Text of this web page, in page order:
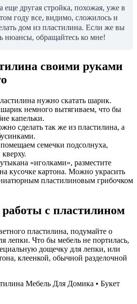
другая стройка, похожая, уже в
году все, видимо, сложилось и
дом из пластилина. Если же вы
нюансы, обращайтесь ко мне!
своими руками
нужно скатать шарик.
немного вытягиваем, что бы
капельки.
сделать так же из пластилина, а
семечки подсолнуха,
«иголками», разместите
кусочке картона. Можно украсить
пластилиновым грибочком
с пластилином
пластилина, подумайте о
лепки. Что бы мебель не портилась,
дощечку для лепки, или
клеенкой, обычной разделочной